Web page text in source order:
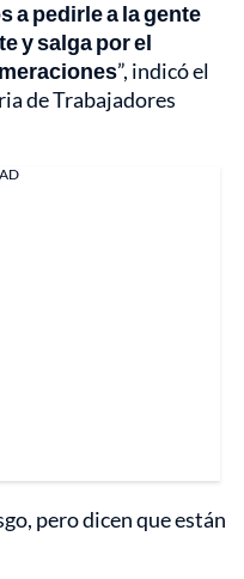
a pedirle a la gente
y salga por el
”, indicó el
de Trabajadores
pero dicen que están